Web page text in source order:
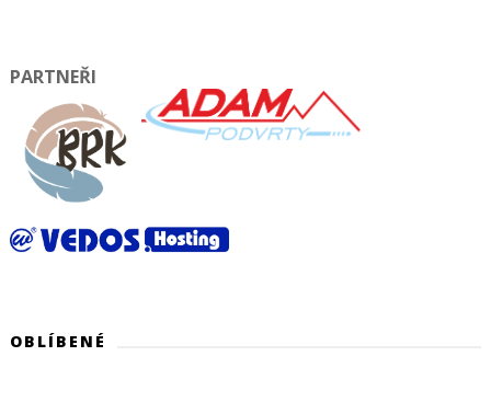
PARTNEŘI
OBLÍBENÉ